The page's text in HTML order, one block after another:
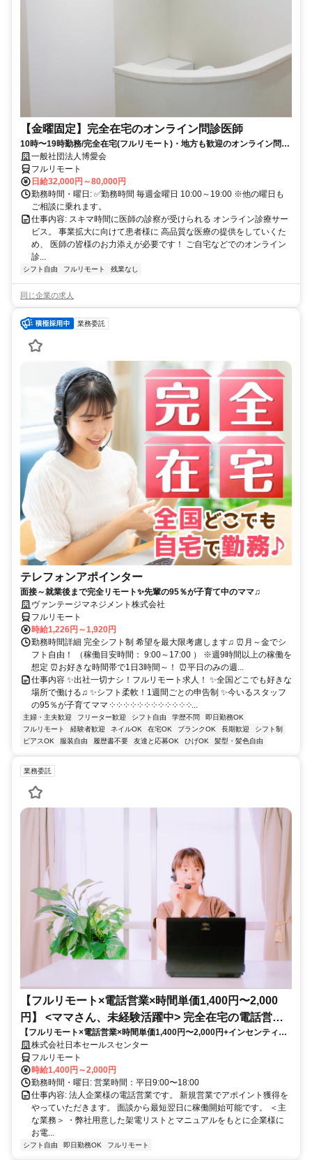
【金曜固定】完全在宅のオンライン問診医師
10時〜19時勤務/完全在宅(フルリモート)・地方も歓迎のオンライン問診
業務一般社団法人博愛会
フルリモート
日給32,000円～80,000円
勤務時間・曜日: ✅勤務時間 毎週金曜日 10:00～19:00 ※他の曜日も
ご相談に乗れます。
仕事内容: スキマ時間に医師の診察が受けられる オンライン診療サー
ビス。 事業拡大に向けて患者様に 高品質な医療の提供をしていくた
め、 医師の皆様のお力添えが必要です！ ご自宅などでのオンライン
診...
シフト自由 フルリモート 残業なし
同じ企業の求人
業務委託
テレフォンアポインター
面接～就業後まで完全リモート✨先輩の95％が子育て中のママ♫
ヴァンテージマネジメント株式会社
フルリモート
時給1,226円～1,920円
勤務時間詳細 完全シフト制 希望を最大限考慮します♫ ⏰月～金でシ
フト自由！ （稼働目安時間： 9:00～17:00 ） ※週9時間以上の稼働を
想定 ⏰お好きな時間帯で1日3時間～！ ⏰平日のみの週...
仕事内容 ✨出社一切ナシ！フルリモート求人！ ✨全国どこでも好きな
場所で働ける♫ ✨シフト柔軟！1週間ごとの申告制 ✨今いるスタッフ
の95％が子育てママ ༶ ༶ ༶ ༶ ༶ ༶ ༶ ༶ ༶ ༶ ༶ ༶...
主婦・主夫歓迎 フリーター歓迎 シフト自由 学歴不問
即日勤務OK
フルリモート
経験者歓迎 ネイルOK 在宅OK ブランクOK 長期歓迎
シフト制
ピアスOK
服装自由 履歴書不要 友達と応募OK ひげOK 髪型・髪色自由
業務委託
【フルリモート×電話営業×時間単価1,400円〜2,000
円】 <ママさん、未経験活躍中> 完全在宅の電話営業
で家庭と仕事の両立を実現
【フルリモート×電話営業×時間単価1,400円〜2,000円+インセンティブ
あり】 ＜ママさん、未経験活躍中＞ 完全在宅の電話営業で家庭と仕事の
両立を実現
株式会社日本セールスセンター
フルリモート
時給1,400円～2,000円
勤務時間・曜日: 営業時間：平日9:00〜18:00
仕事内容: 法人企業様の電話営業です。 新規営業でアポイント獲得を
やっていただきます。 面談から最短翌日に稼働開始可能です。 ＜主
な業務＞ ・弊社用意した架電リストとマニュアルをもとに企業様に
お電...
シフト自由 即日勤務OK フルリモート